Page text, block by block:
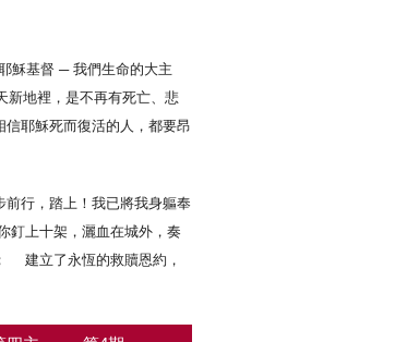
穌基督 ─ 我們生命的大主
新地裡，是不再有死亡、悲
耶穌死而復活的人，都要昂
行，踏上！我已將我身軀奉
上十架，灑血在城外，奏
建立了永恆的救贖恩約，